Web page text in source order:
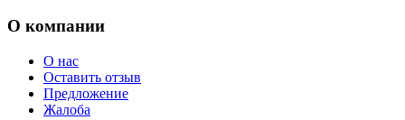
О компании
О нас
Оставить отзыв
Предложение
Жалоба